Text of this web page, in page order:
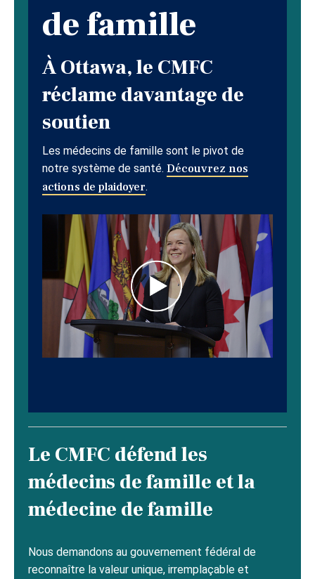
de famille
À Ottawa, le CMFC
réclame davantage de
soutien
Les médecins de famille sont le pivot de
notre système de santé. Découvrez nos
actions de plaidoyer.
Le CMFC défend les
médecins de famille et la
médecine de famille
Nous demandons au gouvernement fédéral de
reconnaître la valeur unique, irremplaçable et